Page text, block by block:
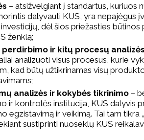
– atsižvelgiant į standartus, kuriuos
dalyvauti KUS, yra nepajėgus
dėl šios priežasties
ženklą;
perdirbimo ir kitų procesų
analizuoti visus procesus, kurie
kad būtų užtikrinamas visų
analizės ir kokybės tikrinimo –
ir kontrolės institucija, KUS dalyvis
egzistavimą ir veikimą. Tai tam tikra
sustiprinti nuoseklų KUS